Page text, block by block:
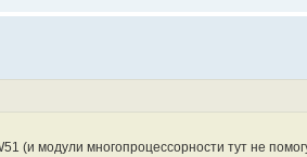
(и модули многопроцессорности тут не